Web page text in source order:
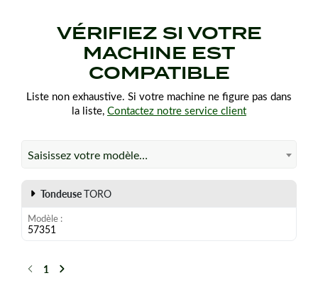
VÉRIFIEZ SI VOTRE
MACHINE EST
COMPATIBLE
Liste non exhaustive. Si votre machine ne figure pas dans
la liste, Contactez notre service client
Saisissez votre modèle…
TondeuseTORO
Modèle
57351
Précédent
1 Suivant